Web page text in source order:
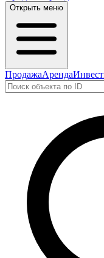
Открыть меню
ПродажаАренда